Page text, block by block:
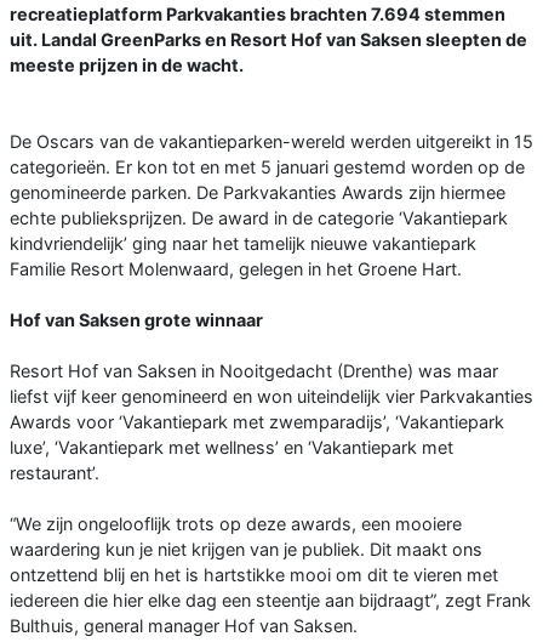
recreatieplatform Parkvakanties brachten 7.694 stemmen
uit. Landal GreenParks en Resort Hof van Saksen sleepten de
meeste prijzen in de wacht.
De Oscars van de vakantieparken-wereld werden uitgereikt in 15
categorieën. Er kon tot en met 5 januari gestemd worden op de
genomineerde parken. De Parkvakanties Awards zijn hiermee
echte publieksprijzen. De award in de categorie ‘Vakantiepark
kindvriendelijk’ ging naar het tamelijk nieuwe vakantiepark
Familie Resort Molenwaard, gelegen in het Groene Hart.
Hof van Saksen grote winnaar
Resort Hof van Saksen in Nooitgedacht (Drenthe) was maar
liefst vijf keer genomineerd en won uiteindelijk vier Parkvakanties
Awards voor ‘Vakantiepark met zwemparadijs’, ‘Vakantiepark
luxe’, ‘Vakantiepark met wellness’ en ‘Vakantiepark met
restaurant’.
“We zijn ongelooflijk trots op deze awards, een mooiere
waardering kun je niet krijgen van je publiek. Dit maakt ons
ontzettend blij en het is hartstikke mooi om dit te vieren met
iedereen die hier elke dag een steentje aan bijdraagt”, zegt Frank
Bulthuis, general manager Hof van Saksen.